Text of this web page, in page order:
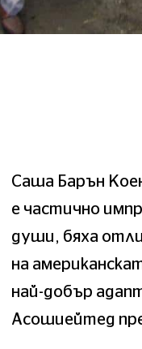
Саша Барън
е частично
души, бяха
на
най-добър
Асошиейтед